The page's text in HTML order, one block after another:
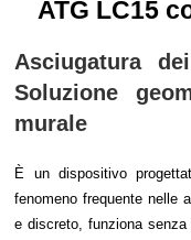
ATG LC15
Asciugatura
Soluzione
murale
È un dispositivo
fenomeno frequente nelle
e discreto, funziona